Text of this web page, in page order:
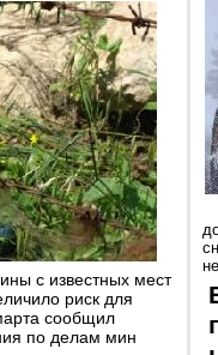
с известных мест
риск для
сообщил
по делам мин